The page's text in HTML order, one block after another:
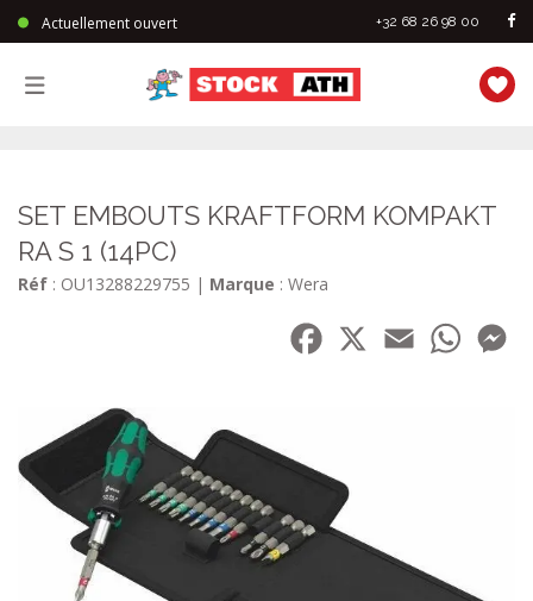
Actuellement ouvert +32 68 26 98 00
SET EMBOUTS KRAFTFORM KOMPAKT
RA S 1 (14PC)
Réf : OU13288229755 | Marque : Wera
Facebook
Email